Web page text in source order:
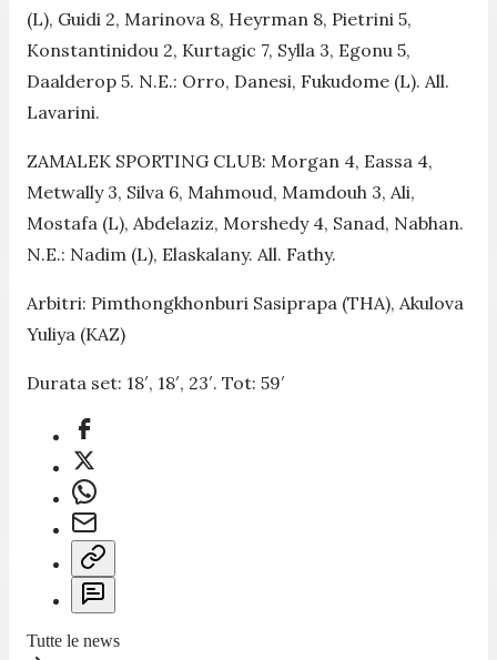
(L), Guidi 2, Marinova 8, Heyrman 8, Pietrini 5,
Konstantinidou 2, Kurtagic 7, Sylla 3, Egonu 5,
Daalderop 5. N.E.: Orro, Danesi, Fukudome (L). All.
Lavarini.
ZAMALEK SPORTING CLUB: Morgan 4, Eassa 4,
Metwally 3, Silva 6, Mahmoud, Mamdouh 3, Ali,
Mostafa (L), Abdelaziz, Morshedy 4, Sanad, Nabhan.
N.E.: Nadim (L), Elaskalany. All. Fathy.
Arbitri: Pimthongkhonburi Sasiprapa (THA), Akulova
Yuliya (KAZ)
Durata set: 18′, 18′, 23′. Tot: 59′
Tutte le news